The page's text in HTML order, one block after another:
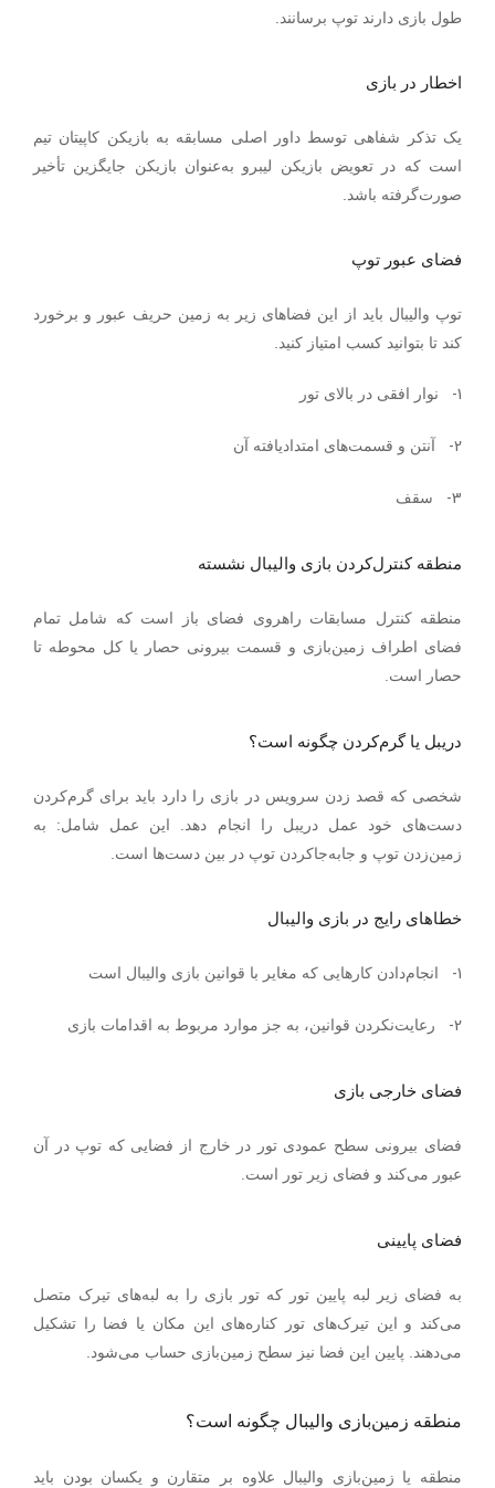
طول بازی دارند توپ برسانند.
اخطار در بازی
یک تذکر شفاهی توسط داور اصلی مسابقه به بازیکن کاپیتان تیم
است که در تعویض بازیکن لیبرو به‌عنوان بازیکن جایگزین تأخیر
صورت‌گرفته باشد.
فضای عبور توپ
توپ والیبال باید از این فضاهای زیر به زمین حریف عبور و برخورد
کند تا بتوانید کسب امتیاز کنید.
1- نوار افقی در بالای تور
2- آنتن و قسمت‌های امتدادیافته آن
3- سقف
منطقه کنترل‌کردن بازی والیبال نشسته
منطقه کنترل مسابقات راهروی فضای باز است که شامل تمام
فضای اطراف زمین‌بازی و قسمت بیرونی حصار یا کل محوطه تا
حصار است.
دریبل یا گرم‌کردن چگونه است؟
شخصی که قصد زدن سرویس در بازی را دارد باید برای گرم‌کردن
دست‌های خود عمل دریبل را انجام دهد. این عمل شامل: به
زمین‌زدن توپ و جابه‌جاکردن توپ در بین دست‌ها است.
خطاهای رایج در بازی والیبال
1- انجام‌دادن کارهایی که مغایر با قوانین بازی والیبال است
2- رعایت‌نکردن قوانین، به جز موارد مربوط به اقدامات بازی
فضای خارجی بازی
فضای بیرونی سطح عمودی تور در خارج از فضایی که توپ در آن
عبور می‌کند و فضای زیر تور است.
فضای پایینی
به فضای زیر لبه پایین تور که تور بازی را به لبه‌های تیرک متصل
می‌کند و این تیرک‌های تور کناره‌های این مکان یا فضا را تشکیل
می‌دهند. پایین این فضا نیز سطح زمین‌بازی حساب می‌شود.
منطقه زمین‌بازی والیبال چگونه است؟
منطقه یا زمین‌بازی والیبال علاوه بر متقارن و یکسان بودن باید